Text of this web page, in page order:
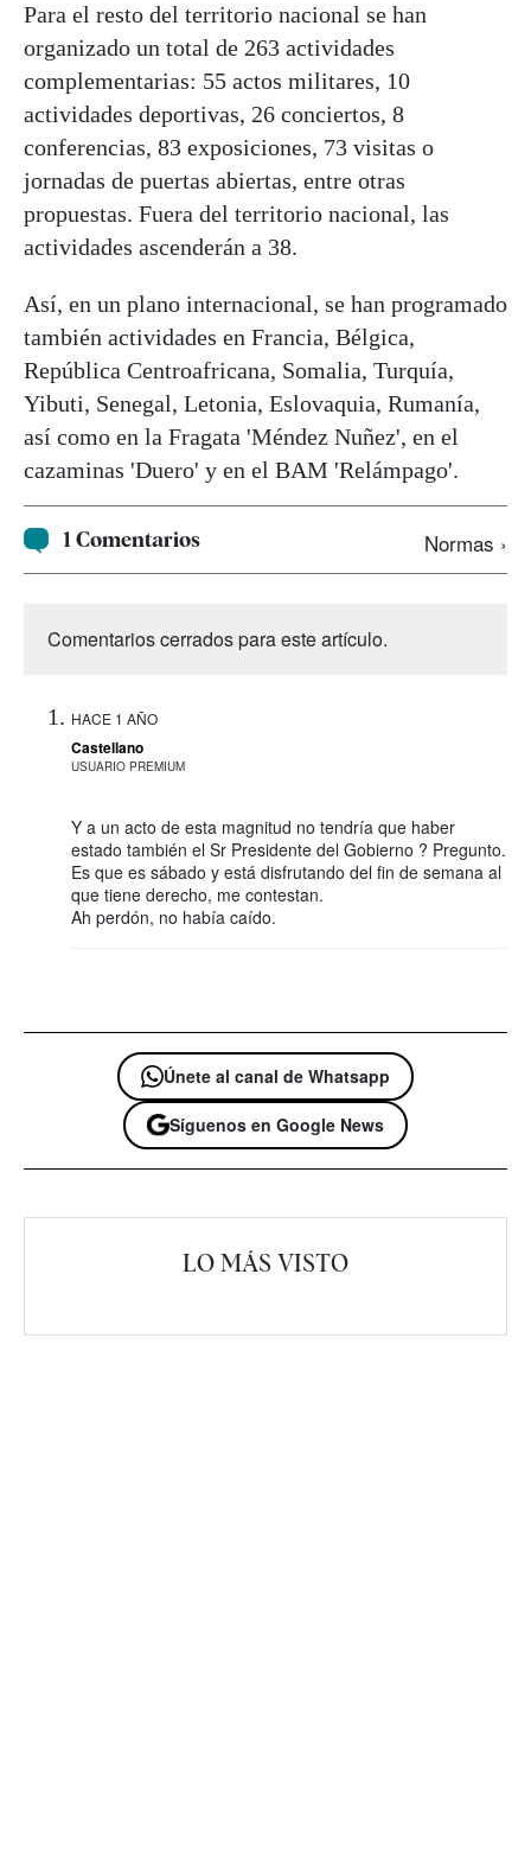
Para el resto del territorio nacional se han
organizado un total de 263 actividades
complementarias: 55 actos militares, 10
actividades deportivas, 26 conciertos, 8
conferencias, 83 exposiciones, 73 visitas o
jornadas de puertas abiertas, entre otras
propuestas. Fuera del territorio nacional, las
actividades ascenderán a 38.
Así, en un plano internacional, se han programado
también actividades en Francia, Bélgica,
República Centroafricana, Somalia, Turquía,
Yibuti, Senegal, Letonia, Eslovaquia, Rumanía,
así como en la Fragata 'Méndez Nuñez', en el
cazaminas 'Duero' y en el BAM 'Relámpago'.
1 Comentarios Normas ›
Comentarios cerrados para este artículo.
HACE 1 AÑO
Castellano
USUARIO PREMIUM
Y a un acto de esta magnitud no tendría que haber
estado también el Sr Presidente del Gobierno ? Pregunto.
Es que es sábado y está disfrutando del fin de semana al
que tiene derecho, me contestan.
Ah perdón, no había caído.
Únete al canal de Whatsapp
Síguenos en Google News
LO MÁS VISTO